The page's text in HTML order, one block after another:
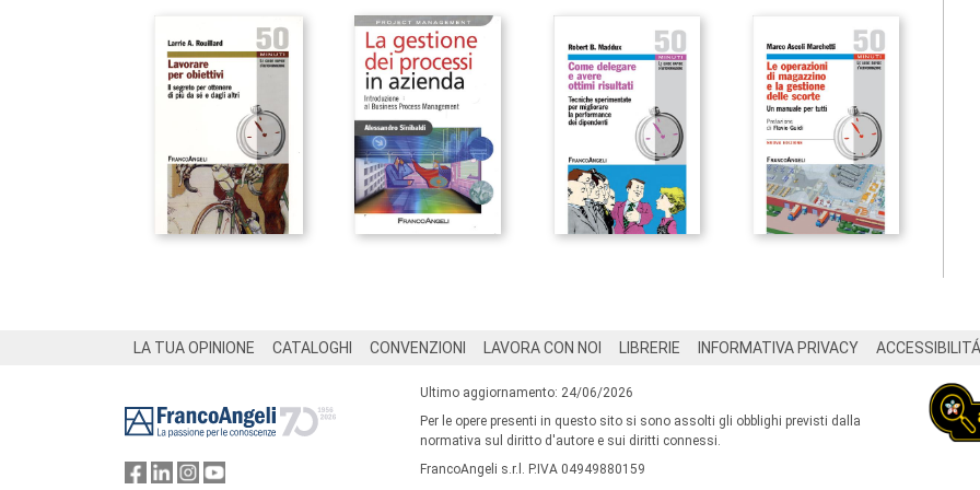
LA TUA OPINIONE CATALOGHI CONVENZIONI LAVORA CON NOI LIBRERIE INFORMATIVA PRIVACY ACCESSIBILITÁ
Ultimo aggiornamento: 24/06/2026
Per le opere presenti in questo sito si sono assolti gli obblighi previsti dalla
normativa sul diritto d'autore e sui diritti connessi.
FrancoAngeli s.r.l. P.IVA 04949880159